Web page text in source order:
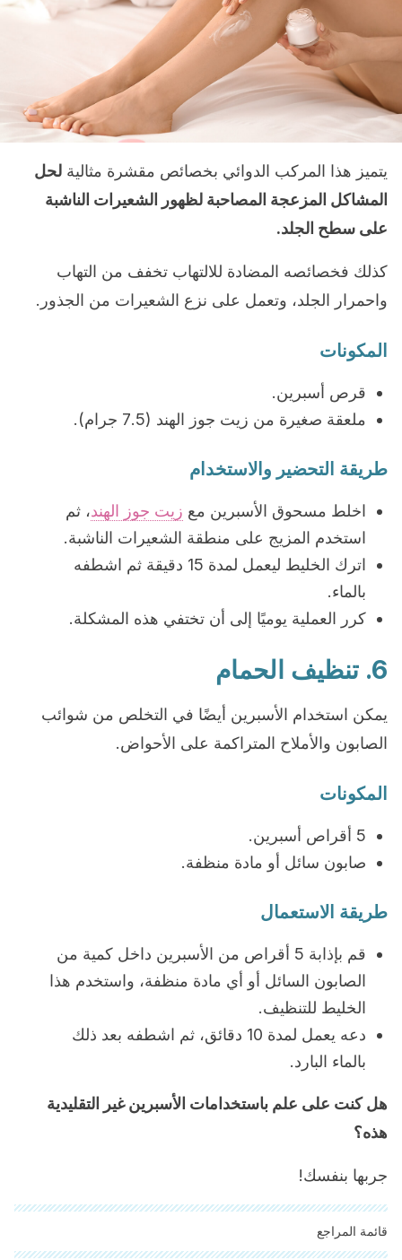
يتميز هذا المركب الدوائي بخصائص مقشرة مثالية لحل
المشاكل المزعجة المصاحبة لظهور الشعيرات الناشبة
على سطح الجلد.
كذلك فخصائصه المضادة للالتهاب تخفف من التهاب
واحمرار الجلد، وتعمل على نزع الشعيرات من الجذور.
المكونات
قرص أسبرين.
ملعقة صغيرة من زيت جوز الهند (7.5 جرام).
طريقة التحضير والاستخدام
اخلط مسحوق الأسبرين مع زيت جوز الهند، ثم
استخدم المزيج على منطقة الشعيرات الناشبة.
اترك الخليط ليعمل لمدة 15 دقيقة ثم اشطفه
بالماء.
كرر العملية يوميًا إلى أن تختفي هذه المشكلة.
6. تنظيف الحمام
يمكن استخدام الأسبرين أيضًا في التخلص من شوائب
الصابون والأملاح المتراكمة على الأحواض.
المكونات
5 أقراص أسبرين.
صابون سائل أو مادة منظفة.
طريقة الاستعمال
قم بإذابة 5 أقراص من الأسبرين داخل كمية من
الصابون السائل أو أي مادة منظفة، واستخدم هذا
الخليط للتنظيف.
دعه يعمل لمدة 10 دقائق، ثم اشطفه بعد ذلك
بالماء البارد.
هل كنت على علم باستخدامات الأسبرين غير التقليدية
هذه؟
جربها بنفسك!
قائمة المراجع